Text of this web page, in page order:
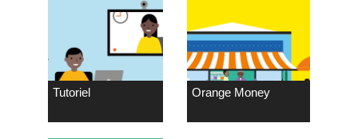
Tutoriel Orange Money